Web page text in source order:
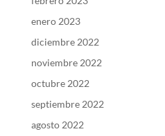
enero 2023
diciembre 2022
noviembre 2022
octubre 2022
septiembre 2022
agosto 2022